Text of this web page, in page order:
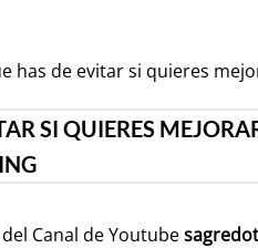
has de evitar si quieres
SI QUIERES
del Canal de Youtube